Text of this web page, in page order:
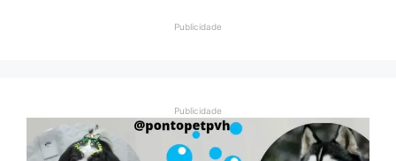
Publicidade
Publicidade